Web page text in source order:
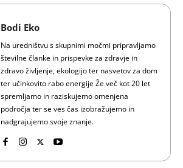
Bodi Eko
Na uredništvu s skupnimi močmi pripravljamo
številne članke in prispevke za zdravje in
zdravo življenje, ekologijo ter nasvetov za dom
ter učinkovito rabo energije Že več kot 20 let
spremljamo in raziskujemo omenjena
področja ter se ves čas izobražujemo in
nadgrajujemo svoje znanje.